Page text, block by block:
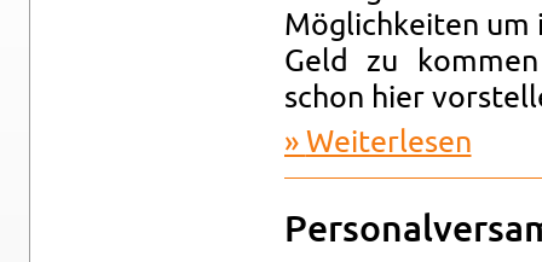
Mög­lich­kei­ten um
Geld zu
schon hier
Wei­ter­le­sen